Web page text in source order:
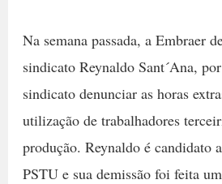
Na semana passada, a Embraer
sindicato Reynaldo Sant´Ana,
sindicato denunciar as horas
utilização de trabalhadores
produção. Reynaldo é candidato
PSTU e sua demissão foi feita